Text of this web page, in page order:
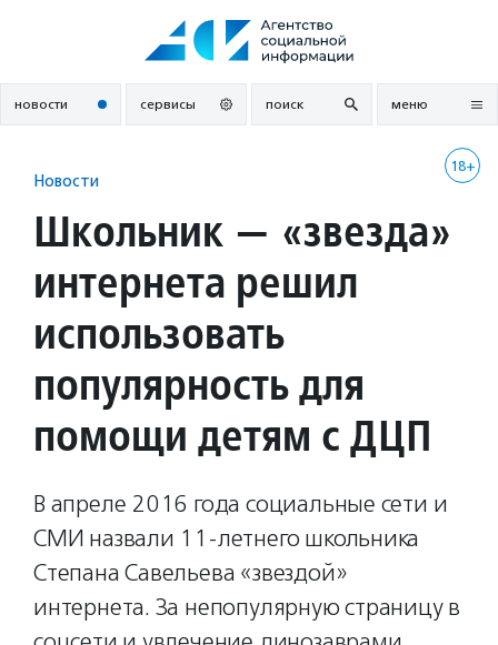
новости сервисы поиск меню
18+
Новости
Школьник — «звезда»
интернета решил
использовать
популярность для
помощи детям с ДЦП
В апреле 2016 года социальные сети и
СМИ назвали 11-летнего школьника
Степана Савельева «звездой»
интернета. За непопулярную страницу в